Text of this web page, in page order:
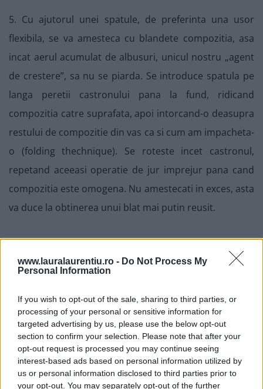
www.lauralaurentiu.ro - Do Not Process My
Personal Information
If you wish to opt-out of the sale, sharing to third parties, or
processing of your personal or sensitive information for
targeted advertising by us, please use the below opt-out
section to confirm your selection. Please note that after your
opt-out request is processed you may continue seeing
interest-based ads based on personal information utilized by
us or personal information disclosed to third parties prior to
your opt-out. You may separately opt-out of the further
5. Cu ajutorul unei spatule, de preferinta una usor
flexibila, se va amesteca cu blandete compozitia, asa
incat aerul acumulat de albusuri, unicul nostru „agent
de crestere”, sa nu se piarda. Se introduce spatula pe
langa peretii castronului pana la fund, ridicand
compozitia catre suprafata, apoi intorcand-o deasupra
restului de compozitie din vas ca si cum am impacheta-
o (folding thechnique). Se roteste incet castronul,
repetand aceeasi operatie de jur imprejur pana cand
compozitia este omogena. Nu amestecati in exces, asta
va duce la obtinerea unui blat mai putin reusit.